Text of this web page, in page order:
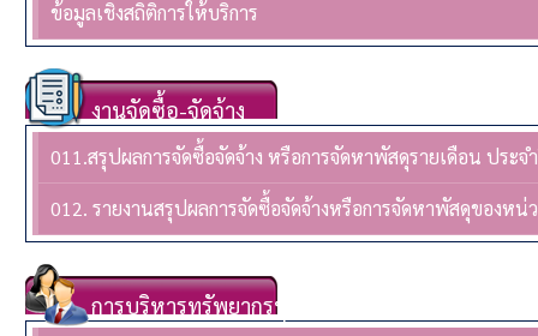
ข้อมูลเชิงสถิติการให้บริการ
งานจัดซื้อ-จัดจ้าง
011.สรุปผลการจัดซื้อจัดจ้าง หรือการจัดหาพัสดุรายเดือน ประ
012. รายงานสรุปผลการจัดซื้อจัดจ้างหรือการจัดหาพัสดุของห
การบริหารทรัพยากรบุคล